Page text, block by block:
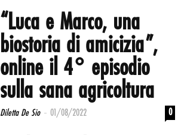
“Luca e Marco, una
biostoria di amicizia”,
online il 4° episodio
sulla sana agricoltura
Diletta De Sio - 01/08/2022 0